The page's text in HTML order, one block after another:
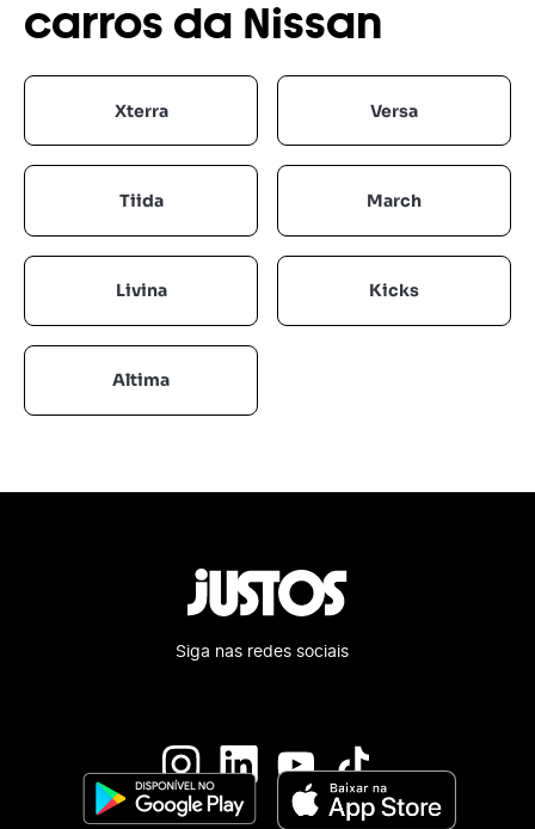
carros da Nissan
Xterra Versa
Tiida March
Livina Kicks
Altima
Siga nas redes sociais